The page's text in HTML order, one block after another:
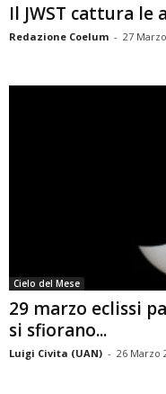
Il JWST cattura
Redazione Coelum - 27
Cielo del Mese
29 marzo eclissi
si sfiorano...
Luigi Civita (UAN) - 26 Marzo